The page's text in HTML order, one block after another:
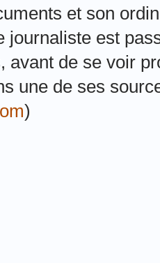
et son
journaliste est
avant de se voir
une de ses
)